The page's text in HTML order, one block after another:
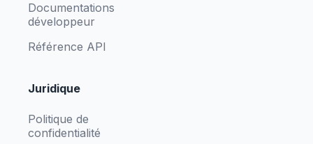
Documentations
développeur
Référence API
Juridique
Politique de
confidentialité